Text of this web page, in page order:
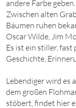
andere Farbe
Zwischen alten
Bäumen ruhen
Oscar Wilde, Jim
Es ist ein stiller,
Geschichte,
Lebendiger wird es
dem großen
stöbert, findet hier